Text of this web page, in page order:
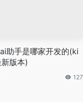
助手是哪家开发的(ki
版本)
127